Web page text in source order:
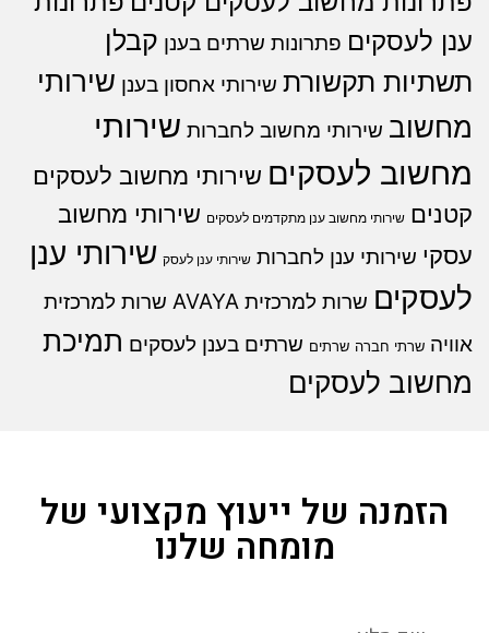
ענן לעסקים פתרונות שרתים בענן קבלן
תשתיות תקשורת שירותי אחסון בענן שירותי
מחשוב שירותי מחשוב לחברות שירותי
מחשוב לעסקים שירותי מחשוב לעסקים
קטנים שירותי מחשוב ענן מתקדמים לעסקים שירותי מחשוב
עסקי שירותי ענן לחברות שירותי ענן לעסק שירותי ענן
לעסקים שרות למרכזית AVAYA
שרות למרכזית
אוויה שרתי חברה שרתים שרתים בענן לעסקים תמיכת
מחשוב לעסקים
הזמנה של ייעוץ מקצועי של
מומחה שלנו